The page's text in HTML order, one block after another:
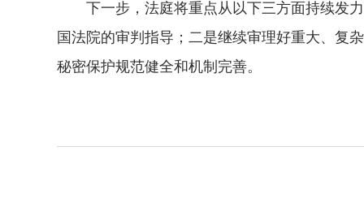
下一步，法庭将重点从以下三方面持续发力
国法院的审判指导；二是继续审理好重大、复
秘密保护规范健全和机制完善。